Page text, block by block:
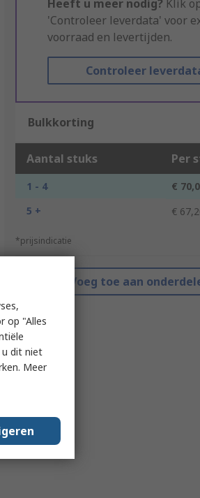
Heeft u meer nodig? Klik
'Controleer leverdata' voor
voorraad en levertijden.
Controleer
Bulkkorting
Aantal stuks Per
1 - 4
€
5 +
€
*prijsindicatie
Voeg toe aan
op "Alles
u dit niet
Meer